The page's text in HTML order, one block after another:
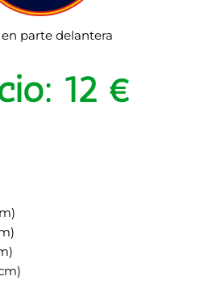
en parte delantera
12 €